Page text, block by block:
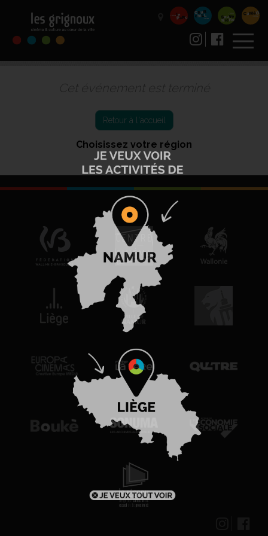
Cet événement est terminé
Retour à l'accueil
Choisissez votre région